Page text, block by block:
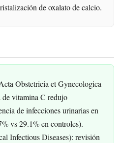
de oxalato de calcio.
Obstetricia et Gynecologica
vitamina C redujo
de infecciones urinarias en
vs 29.1% en controles).
Infectious Diseases): revisión